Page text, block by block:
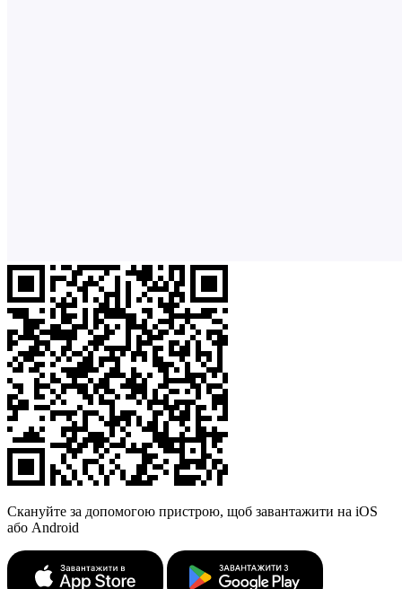
Скануйте за допомогою пристрою, щоб завантажити на iOS
або Android